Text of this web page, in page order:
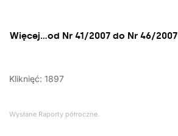
Więcej…od Nr 41/2007 do Nr 46/2007
Kliknięć: 1897
Wysłane Raporty półroczne.